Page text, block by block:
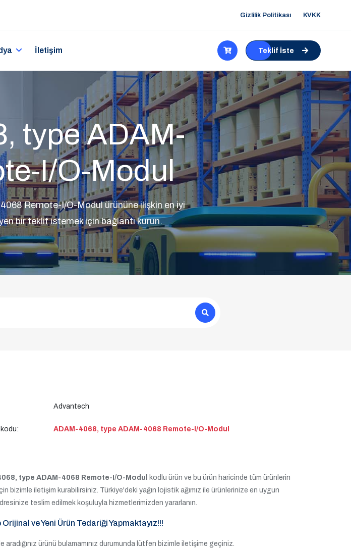
Gizlilik Politikası KVKK
İletişim Teklif İste
type ADAM-
I/O-Modul
Remote-I/O-Modul ürününe ilişkin en iyi
bir teklif istemek için bağlantı kurun.
Advantech
ADAM-4068, type ADAM-4068 Remote-I/O-Modul
type ADAM-4068 Remote-I/O-Modul
kodlu ürün ve bu ürün haricinde tüm ürünlerin
bizimle iletişim kurabilirsiniz. Türkiye'deki yağın lojistik ağımız ile ürünlerinize en uygun
teslim edilmek koşuluyla hizmetlerimizden yararlanın.
ve Yeni Ürün Tedariği Yapmaktayız!!!
aradığınız ürünü bulamamınız durumunda lütfen bizimle iletişime geçiniz.